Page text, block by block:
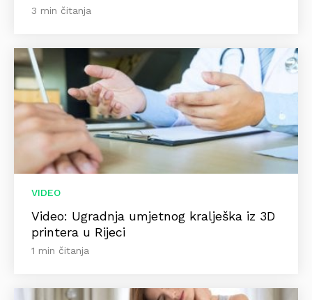
3 min čitanja
VIDEO
Video: Ugradnja umjetnog kralješka iz 3D
printera u Rijeci
1 min čitanja